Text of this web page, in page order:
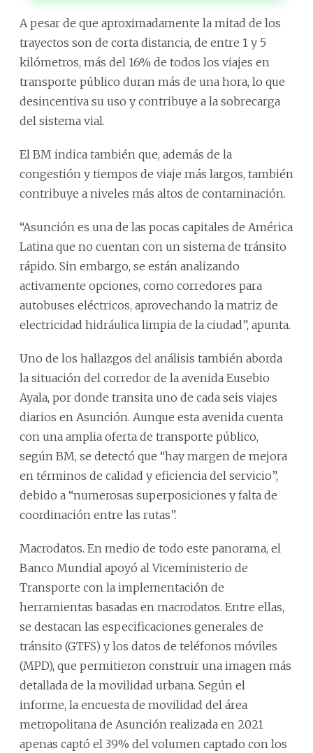
A pesar de que aproximadamente la mitad de los
trayectos son de corta distancia, de entre 1 y 5
kilómetros, más del 16% de todos los viajes en
transporte público duran más de una hora, lo que
desincentiva su uso y contribuye a la sobrecarga
del sistema vial.
El BM indica también que, además de la
congestión y tiempos de viaje más largos, también
contribuye a niveles más altos de contaminación.
“Asunción es una de las pocas capitales de América
Latina que no cuentan con un sistema de tránsito
rápido. Sin embargo, se están analizando
activamente opciones, como corredores para
autobuses eléctricos, aprovechando la matriz de
electricidad hidráulica limpia de la ciudad”, apunta.
Uno de los hallazgos del análisis también aborda
la situación del corredor de la avenida Eusebio
Ayala, por donde transita uno de cada seis viajes
diarios en Asunción. Aunque esta avenida cuenta
con una amplia oferta de transporte público,
según BM, se detectó que “hay margen de mejora
en términos de calidad y eficiencia del servicio”,
debido a “numerosas superposiciones y falta de
coordinación entre las rutas”.
Macrodatos. En medio de todo este panorama, el
Banco Mundial apoyó al Viceministerio de
Transporte con la implementación de
herramientas basadas en macrodatos. Entre ellas,
se destacan las especificaciones generales de
tránsito (GTFS) y los datos de teléfonos móviles
(MPD), que permitieron construir una imagen más
detallada de la movilidad urbana. Según el
informe, la encuesta de movilidad del área
metropolitana de Asunción realizada en 2021
apenas captó el 39% del volumen captado con los